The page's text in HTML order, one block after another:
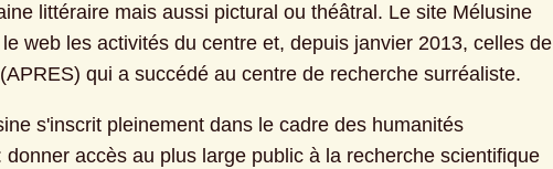
littéraire mais aussi pictural ou théâtral. Le site Mélusine
web les activités du centre et, depuis janvier 2013, celles de
qui a succédé au centre de recherche surréaliste.
s'inscrit pleinement dans le cadre des humanités
donner accès au plus large public à la recherche scientifique